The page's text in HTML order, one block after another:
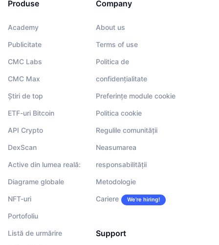
Produse
Academy
Publicitate
CMC Labs
CMC Max
Știri de top
ETF-uri Bitcoin
API Crypto
DexScan
Active din lumea reală:
Diagrame globale
NFT-uri
Portofoliu
Listă de urmărire
Company
About us
Terms of use
Politica de
confidențialitate
Preferințe module cookie
Politica cookie
Regulile comunității
Neasumarea
responsabilității
Metodologie
Cariere We’re hiring!
Support